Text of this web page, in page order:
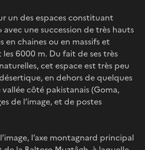
un des espaces constituant
avec une succession de très hauts
en chaines ou en massifs et
6000 m. Du fait de ses très
cet espace est très peu
en dehors de quelques
côté pakistanais (Goma,
de l’image, et de postes
l’axe montagnard principal